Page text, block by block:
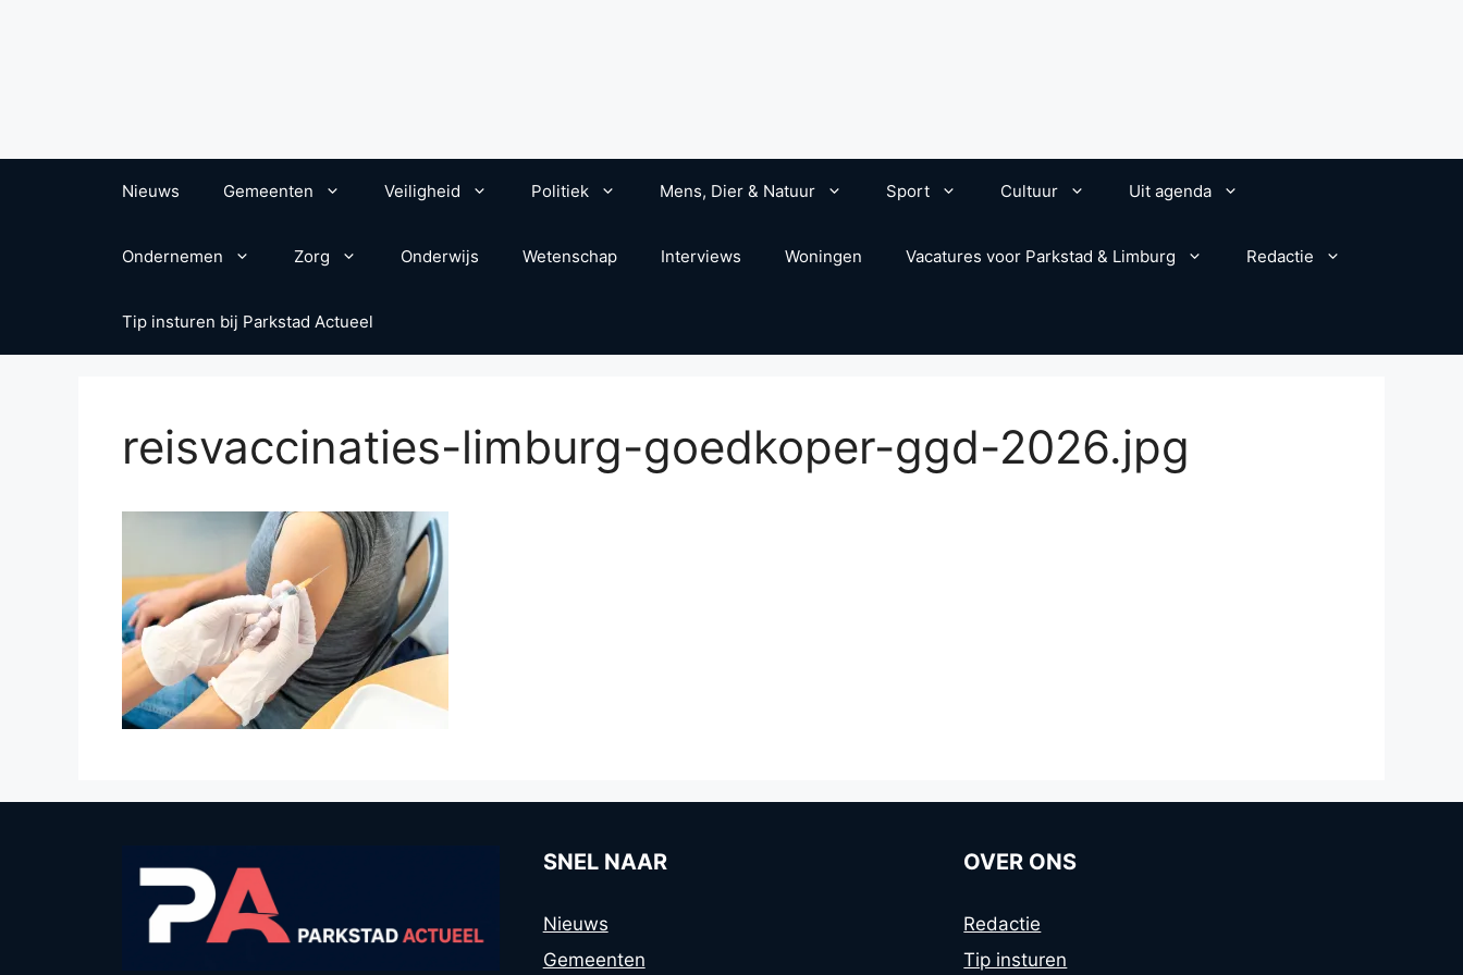
Nieuws Gemeenten Veiligheid Politiek Mens, Dier & Natuur Sport Cultuur Uit agenda
Ondernemen Zorg Onderwijs Wetenschap Interviews Woningen Vacatures voor Parkstad & Limburg Redactie
Tip insturen bij Parkstad Actueel
reisvaccinaties-limburg-goedkoper-ggd-2026.jpg
SNEL NAAR
Nieuws
Gemeenten
OVER ONS
Redactie
Tip insturen